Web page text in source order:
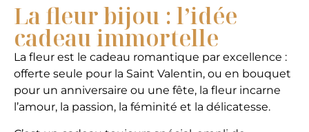
La fleur bijou : l’idée
cadeau immortelle
La fleur est le cadeau romantique par excellence :
offerte seule pour la Saint Valentin, ou en bouquet
pour un anniversaire ou une fête, la fleur incarne
l’amour, la passion, la féminité et la délicatesse.